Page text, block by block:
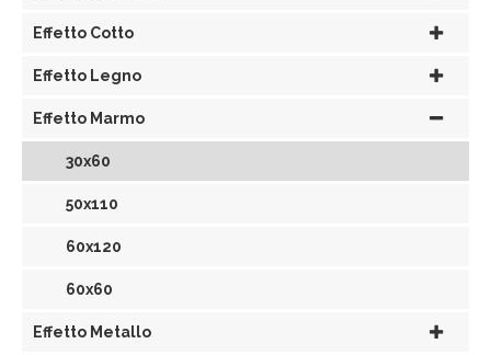
Effetto Cotto
Effetto Legno
Effetto Marmo
30x60
50x110
60x120
60x60
Effetto Metallo